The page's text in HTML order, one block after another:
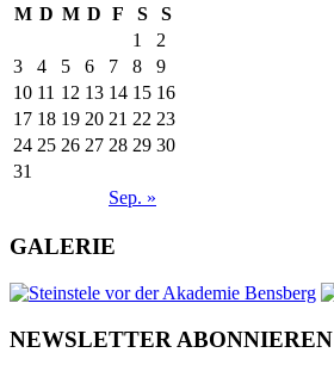
M D M D F S S
Sep. »
1
2
3
4 5 6 7 8
9
10 11 12 13 14 15 16
17 18 19 20 21 22 23
24 25 26 27 28 29 30
31
GALERIE
NEWSLETTER ABONNIEREN